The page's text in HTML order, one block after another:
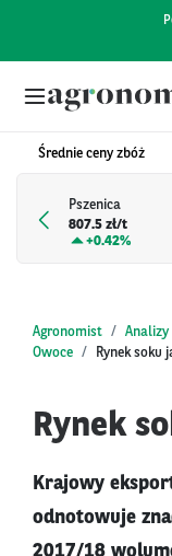
Średnie ceny zbóż
Pszenica
807.5 zł/t
+0.42%
Agronomist Analizy
Owoce
Rynek soku
Rynek
Krajowy
odnotowuje
2017/18